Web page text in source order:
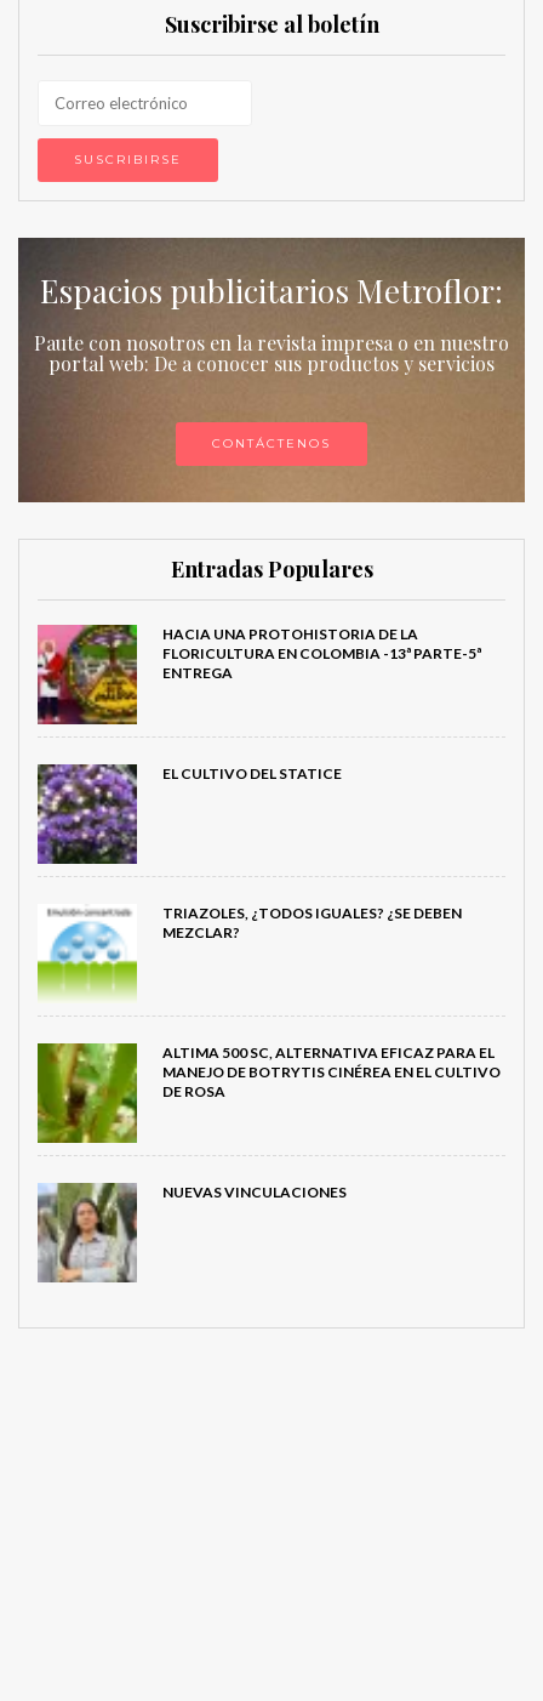
Suscribirse al boletín
Espacios publicitarios Metroflor:
Paute con nosotros en la revista impresa o en nuestro
portal web: De a conocer sus productos y servicios
CONTÁCTENOS
Entradas Populares
HACIA UNA PROTOHISTORIA DE LA
FLORICULTURA EN COLOMBIA -13ª PARTE-5ª
ENTREGA
EL CULTIVO DEL STATICE
TRIAZOLES, ¿TODOS IGUALES? ¿SE DEBEN
MEZCLAR?
ALTIMA 500 SC, ALTERNATIVA EFICAZ PARA EL
MANEJO DE BOTRYTIS CINÉREA EN EL CULTIVO
DE ROSA
NUEVAS VINCULACIONES